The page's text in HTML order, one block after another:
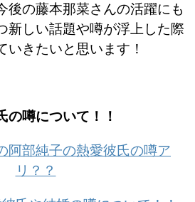
後の藤本那菜さんの活躍にも
新しい話題や噂が浮上した際
いきたいと思います！
の噂について！！
阿部純子の熱愛彼氏の噂ア
リ？？